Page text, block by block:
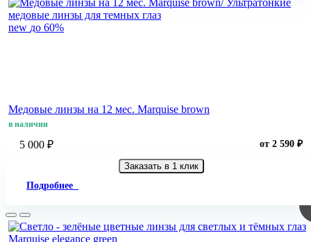
new до 60%
Медовые линзы на 12 мес. Marquise brown
в наличии
5 000 ₽ от 2 590 ₽
Заказать в 1 клик
Подробнее